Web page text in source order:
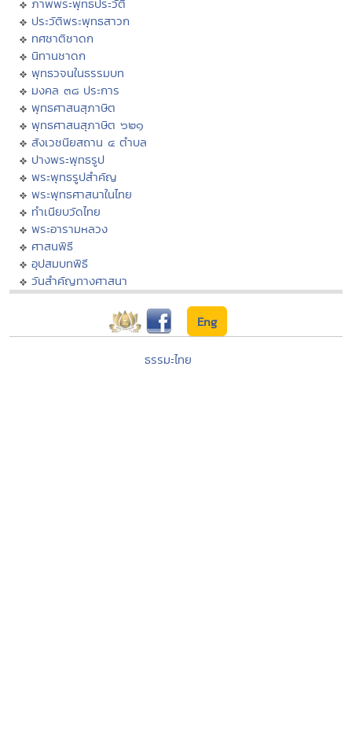
ภาพพระพุทธประวัติ
ประวัติพระพุทธสาวก
ทศชาติชาดก
นิทานชาดก
พุทธวจนในธรรมบท
มงคล ๓๘ ประการ
พุทธศาสนสุภาษิต
พุทธศาสนสุภาษิต ๖๒๑
สังเวชนียสถาน ๔ ตำบล
ปางพระพุทธรูป
พระพุทธรูปสำคัญ
พระพุทธศาสนาในไทย
ทำเนียบวัดไทย
พระอารามหลวง
ศาสนพิธี
อุปสมบทพิธี
วันสำคัญทางศาสนา
Eng
ธรรมะไทย